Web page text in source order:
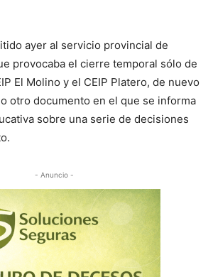
ayer al servicio provincial de
provocaba el cierre temporal sólo de
El Molino y el CEIP Platero, de nuevo
otro documento en el que se informa
sobre una serie de decisiones
- Anuncio -